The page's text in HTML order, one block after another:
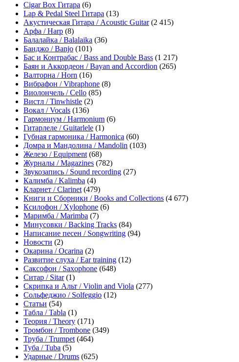
Cigar Box Гитара (6)
Lap & Pedal Steel Гитара (13)
Акустическая Гитара / Acoustic Guitar(2 415)
Арфа / Harp (8)
Балалайка / Balalaika (36)
Банджо / Banjo (101)
Бас и Контрабас / Bass and Double Bass (1 217)
Баян и Аккордеон / Bayan and Accordion (265)
Валторна / Horn (16)
Вибрафон / Vibraphone (8)
Виолончель / Cello (85)
Вистл / Tinwhistle (2)
Вокал / Vocals (136)
Гармониум / Harmonium (6)
Гитарлеле / Guitarlele (1)
Губная гармоника / Harmonica (60)
Домра и Мандолина / Mandolin (103)
Железо / Equipment (68)
Журналы / Magazines (782)
Звукозапись / Sound recording (27)
Калимба / Kalimba (4)
Кларнет / Clarinet (479)
Книги и Сборники / Books and Collections (4 677)
Ксилофон / Xylophone (6)
Маримба / Marimba (7)
Минусовки / Backing Tracks (84)
Написание песен / Songwriting (94)
Новости (2)
Окарина / Ocarina (2)
Развитие слуха / Ear training (12)
Саксофон / Saxophone (648)
Ситар / Sitar(1)
Скрипка и Альт / Violin and Viola (277)
Сольфеджио / Solfeggio (12)
Статьи (54)
Табла / Tabla (1)
Теория / Theory (171)
Тромбон / Trombone (349)
Труба / Trumpet (464)
Туба / Tuba (5)
Ударные / Drums (625)